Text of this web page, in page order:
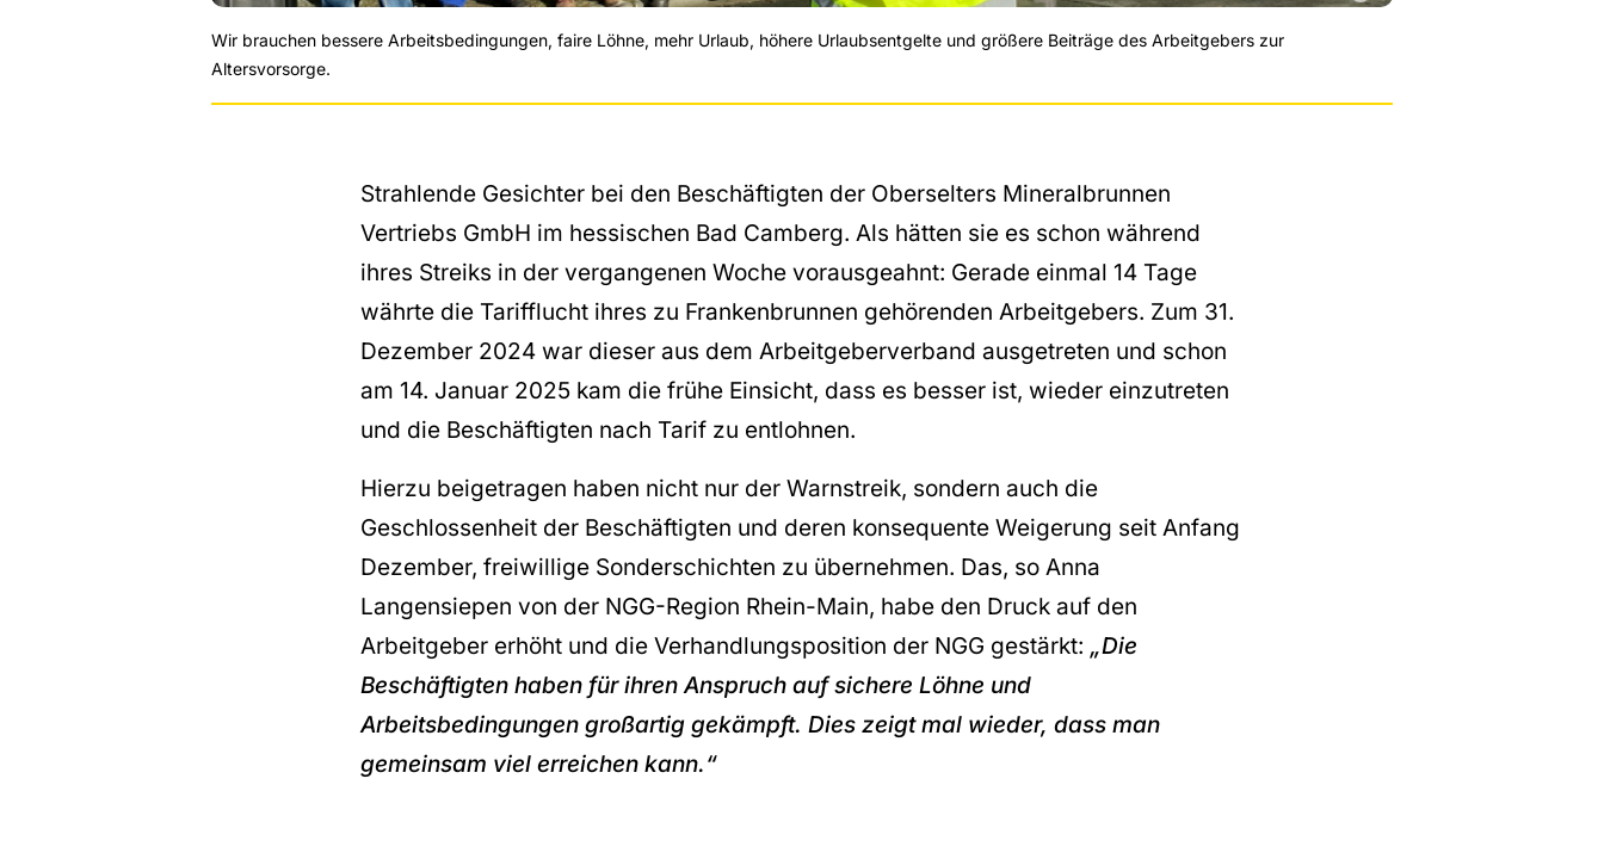
Wir brauchen bessere Arbeitsbedingungen, faire Löhne, mehr Urlaub, höhere Urlaubsentgelte und größere Beiträge des Arbeitgebers zur
Altersvorsorge.
Strahlende Gesichter bei den Beschäftigten der Oberselters Mineralbrunnen
Vertriebs GmbH im hessischen Bad Camberg. Als hätten sie es schon während
ihres Streiks in der vergangenen Woche vorausgeahnt: Gerade einmal 14 Tage
währte die Tarifflucht ihres zu Frankenbrunnen gehörenden Arbeitgebers. Zum 31.
Dezember 2024 war dieser aus dem Arbeitgeberverband ausgetreten und schon
am 14. Januar 2025 kam die frühe Einsicht, dass es besser ist, wieder einzutreten
und die Beschäftigten nach Tarif zu entlohnen.
Hierzu beigetragen haben nicht nur der Warnstreik, sondern auch die
Geschlossenheit der Beschäftigten und deren konsequente Weigerung seit Anfang
Dezember, freiwillige Sonderschichten zu übernehmen. Das, so Anna
Langensiepen von der NGG-Region Rhein-Main, habe den Druck auf den
Arbeitgeber erhöht und die Verhandlungsposition der NGG gestärkt: „Die
Beschäftigten haben für ihren Anspruch auf sichere Löhne und
Arbeitsbedingungen großartig gekämpft. Dies zeigt mal wieder, dass man
gemeinsam viel erreichen kann.“